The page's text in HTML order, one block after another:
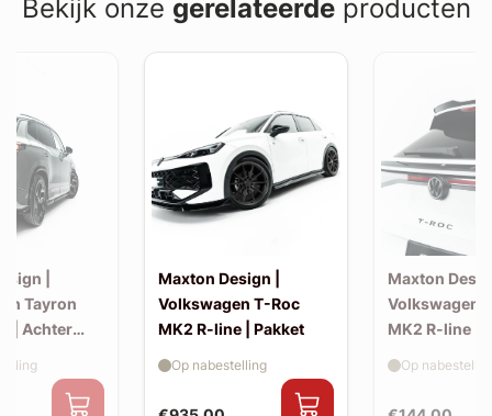
Bekijk onze gerelateerdeproducten
|
Tayron
| Achter
Maxton Design |
Volkswagen T-Roc
MK2 R-line | Pakket
Op nabestelling
Maxton
Volkswagen
MK2 R-line |
extension
Op